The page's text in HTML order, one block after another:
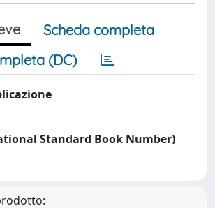
Scheda completa
(DC)
Standard Book Number)